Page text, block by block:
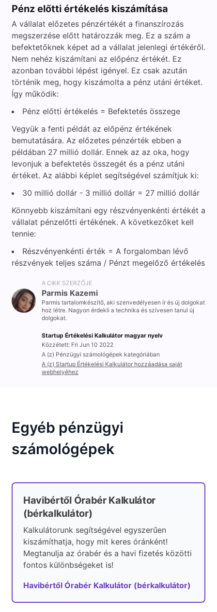
Pénz előtti értékelés kiszámítása
A vállalat előzetes pénzértékét a finanszírozás
megszerzése előtt határozzák meg. Ez a szám a
befektetőknek képet ad a vállalat jelenlegi értékéről.
Nem nehéz kiszámítani az előpénz értékét. Ez
azonban további lépést igényel. Ez csak azután
történik meg, hogy kiszámolta a pénz utáni értéket.
Így működik:
Pénz előtti értékelés = Befektetés összege
Vegyük a fenti példát az előpénz értékének
bemutatására. Az előzetes pénzérték ebben a
példában 27 millió dollár. Ennek az az oka, hogy
levonjuk a befektetés összegét és a pénz utáni
értéket. Az alábbi képlet segítségével számítjuk ki:
30 millió dollár - 3 millió dollár = 27 millió dollár
Könnyebb kiszámítani egy részvényenkénti értékét a
vállalat pénzelőtti értékének. A következőket kell
tennie:
Részvényenkénti érték = A forgalomban lévő
részvények teljes száma / Pénzt megelőző értékelés
A CIKK SZERZŐJE
Parmis Kazemi
Parmis tartalomkészítő, aki szenvedélyesen ír és új dolgokat
hoz létre. Nagyon érdekli a technika és szívesen tanul új
dolgokat.
Startup Értékelési Kalkulátor magyar nyelv
Közzétett: Fri Jun 10 2022
A (z) Pénzügyi számológépek kategóriában
A (z) Startup Értékelési Kalkulátor hozzáadása saját
webhelyéhez
Egyéb pénzügyi
számológépek
Havibértől Órabér Kalkulátor
(bérkalkulátor)
Kalkulátorunk segítségével egyszerűen
kiszámíthatja, hogy mit keres óránként!
Megtanulja az órabér és a havi fizetés közötti
fontos különbségeket is!
Havibértől Órabér Kalkulátor (bérkalkulátor)